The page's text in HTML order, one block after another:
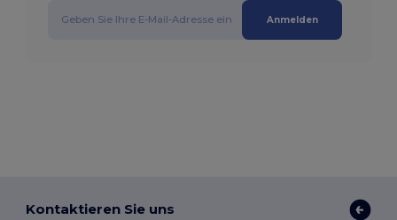
Anmelden
Kontaktieren Sie uns